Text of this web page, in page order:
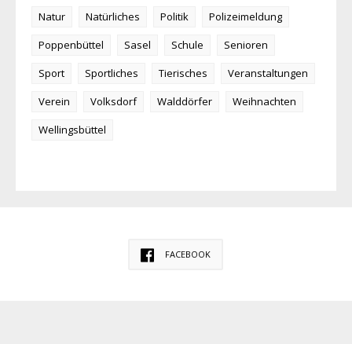
Natur
Natürliches Politik
Polizeimeldung
Poppenbüttel
Sasel Schule
Senioren
Sport
Sportliches Tierisches
Veranstaltungen
Verein
Volksdorf Walddörfer
Weihnachten
Wellingsbüttel
FACEBOOK